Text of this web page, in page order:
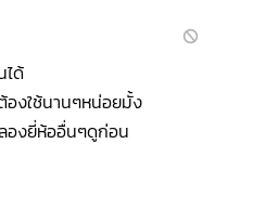
ได้
องใช้นานๆหน่อยมั้ง
องยี่ห้ออื่นๆดูก่อน